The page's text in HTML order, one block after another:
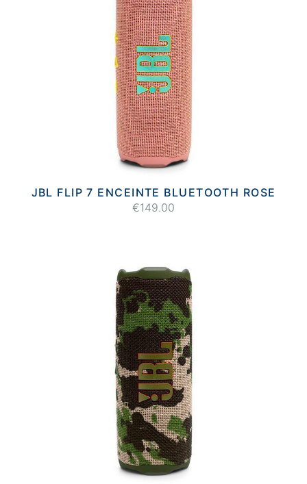
JBL FLIP 7 ENCEINTE BLUETOOTH ROSE
€149.00